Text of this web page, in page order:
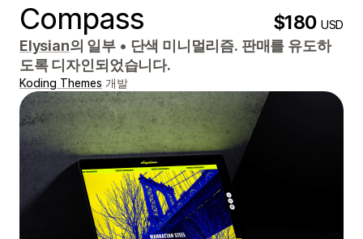
Compass $180USD
Elysian의 일부 • 단색 미니멀리즘. 판매를 유도하
도록 디자인되었습니다.
Koding Themes 개발